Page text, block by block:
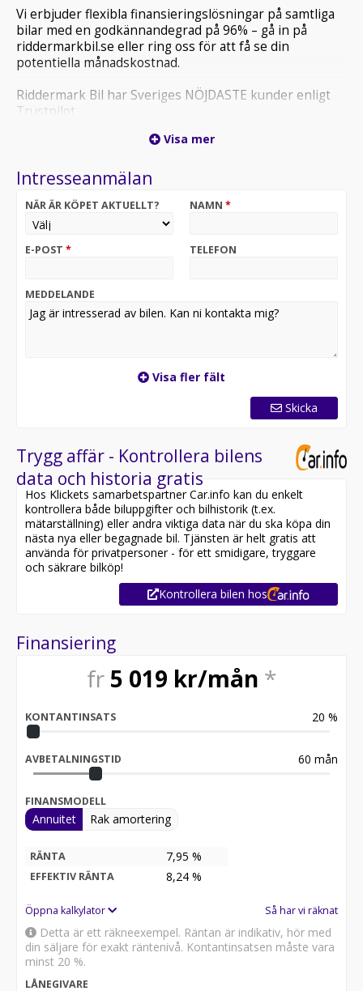
Vi erbjuder flexibla finansieringslösningar på samtliga
bilar med en godkännandegrad på 96% – gå in på
riddermarkbil.se eller ring oss för att få se din
potentiella månadskostnad.
Riddermark Bil har Sveriges NÖJDASTE kunder enligt
Trustpilot
hemleverans i hela Sverige!*
BMW 530e xDrive är en elegant kombi som förenar lyx,
designen, exklusiva känslan och den självsäkra
närvaron gör detta till en bil som verkligen imponerar i
säkerställa att bilen finns i butiken, då den kan vara
placerad på en annan anläggning eller reserverad*
Jämför denna bil med någon av våra andra BMW 5-serie
i lager. Se våra bilar på
https://www.riddermarkbil.se/kopa-bil/?series=5-serie
Övrig information om bilen:
Vid blandad körning är förbrukning endast 0.22l/mil
Elräckvidd enligt WLTP på 52 km
Besiktigad till och med 2026-11-30
Endast två tidigare brukare
2022-07-27 - 3420 mil
2025-10-24 - 10347 mil
Besök
för att:
• Se närbilder och film på bilen
• Få mer info om utrustning och tillval
* Störst i Sverige på begagnade bilar
* Erbjuder hemleverans i hela Sverige
* Över 10 tusen omdömen på Trustpilot
* Våra bilar är testade på över 100 punkter
* Kvalitetssäkrade bilar
RIDDERMARK BIL TRYGGHETSPAKET:
Skydda din bil med vårt trygghetspaket. Välj mellan 12-
Visa mer
Intresseanmälan
NÄR ÄR KÖPET AKTUELLT? NAMN *
E-POST * TELEFON
MEDDELANDE
Visa fler fält
Skicka
Trygg affär - Kontrollera bilens
data och historia gratis
Hos Klickets samarbetspartner Car.info kan du enkelt
kontrollera både biluppgifter och bilhistorik (t.ex.
mätarställning) eller andra viktiga data när du ska köpa din
nästa nya eller begagnade bil. Tjänsten är helt gratis att
använda för privatpersoner - för ett smidigare, tryggare
och säkrare bilköp!
Kontrollera bilen hos
Finansiering
fr 5 019 kr/mån *
KONTANTINSATS 20 %
AVBETALNINGSTID 60 mån
FINANSMODELL
Annuitet Rak amortering
RÄNTA 7,95 %
EFFEKTIV RÄNTA 8,24 %
Öppna kalkylator Så har vi räknat
Detta är ett räkneexempel. Räntan är indikativ, hör med
din säljare för exakt räntenivå. Kontantinsatsen måste vara
minst 20 %.
LÅNEGIVARE